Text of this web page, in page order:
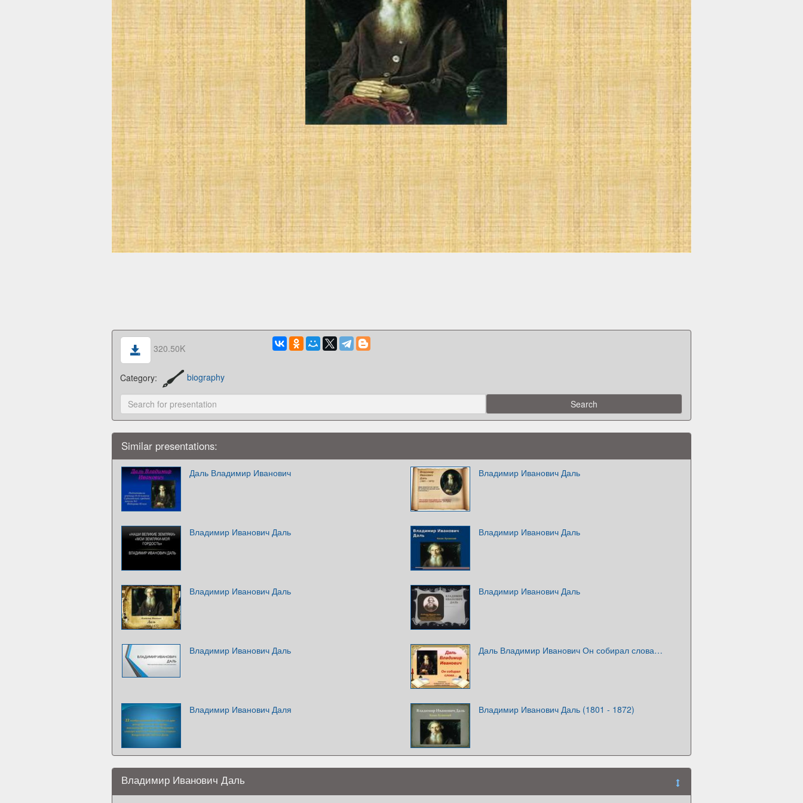
320.50K
Category: biography
Similar presentations:
Даль Владимир Иванович Владимир Иванович Даль
Владимир Иванович Даль Владимир Иванович Даль
Владимир Иванович Даль Владимир Иванович Даль
Владимир Иванович Даль Даль Владимир Иванович Он собирал слова…
Владимир Иванович Даля Владимир Иванович Даль (1801 - 1872)
Владимир Иванович Даль